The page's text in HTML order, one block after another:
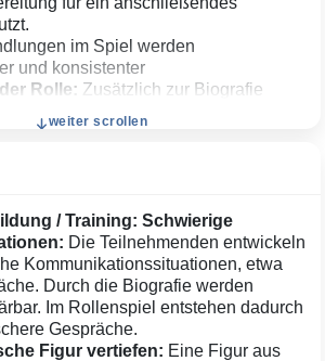
im Spiel werden
und konsistenter
Rolle: Zusätzlich zur Biografie
der Figur ausgerichtet.
Spannung und Entscheidungsdichte
Die Teilnehmenden erhalten
Informationen und
Teile selbst.
Interpretation und eigene Deutung
weiter scrollen
/ Training: Schwierige
Die Teilnehmenden entwickeln
Kommunikationssituationen, etwa
Durch die Biografie werden
Im Rollenspiel entstehen dadurch
Gespräche.
Figur vertiefen: Eine Figur aus